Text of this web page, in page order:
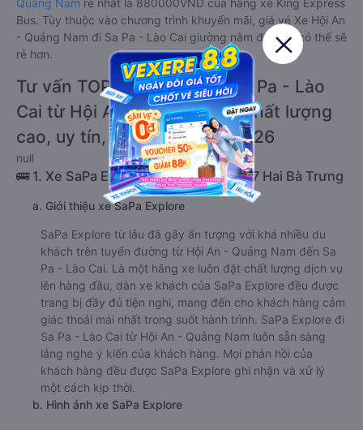
Quảng Nam rẻ nhất là 880000VND của hãng xe King Express
Bus. Tùy thuộc vào chương trình khuyến mãi, giá vé Xe Hội An
- Quảng Nam đi Sa Pa - Lào Cai giường nằm đôi này có thể sẽ
rẻ hơn.
Tư vấn TOP 2 xe khách đi Sa Pa - Lào
Cai từ Hội An - Quảng Nam chất lượng
cao, uy tín, giá rẻ nhất 08/2026
null
🚌 1. Xe SaPa Explore khởi hành tại 497 Hai Bà Trưng
a. Giới thiệu xe SaPa Explore
SaPa Explore từ lâu đã gây ấn tượng với khá nhiều du
khách trên tuyến đường từ Hội An - Quảng Nam đến Sa
Pa - Lào Cai. Là một hãng xe luôn đặt chất lượng dịch vụ
lên hàng đầu, dàn xe khách của SaPa Explore đều được
trang bị đầy đủ tiện nghi, mang đến cho khách hàng cảm
giác thoải mái nhất trong suốt hành trình. SaPa Explore đi
Sa Pa - Lào Cai từ Hội An - Quảng Nam luôn sẵn sàng
lắng nghe ý kiến của khách hàng. Mọi phản hồi của
khách hàng đều được SaPa Explore ghi nhận và xử lý
một cách kịp thời.
b. Hình ảnh xe SaPa Explore